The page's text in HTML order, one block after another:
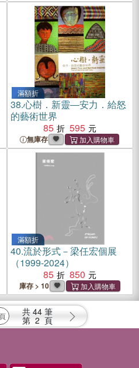
滿額折
38.心樹．新靈―安力．給怒
的藝術世界
85
595
無庫存
滿額折
40.流於形式－梁任宏個展
（1999-2024）
85
850
庫存 > 10
共 44 筆
第 2 頁